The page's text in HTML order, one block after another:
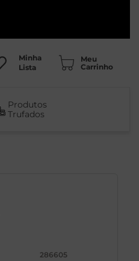
Minha
Lista
Produtos
Trufados
286605